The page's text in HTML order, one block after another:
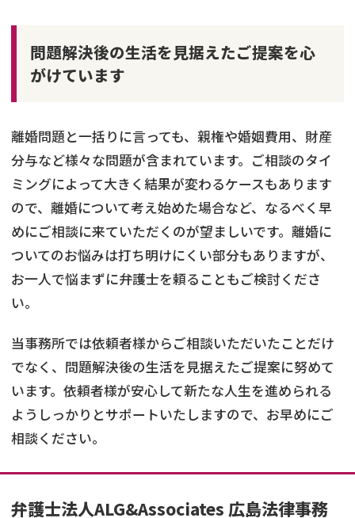
問題解決後の生活を見据えたご提案を心
がけています
離婚問題と一括りに言っても、親権や婚姻費用、財産
分与など様々な問題が含まれています。ご相談のタイ
ミングによって大きく結果が変わるケースもあります
ので、離婚について考え始めた場合など、なるべく早
めにご相談に来ていただくのが望ましいです。離婚に
ついてのお悩みは打ち明けにくい部分もありますが、
お一人で悩まずに弁護士を頼ることもご検討くださ
い。
当事務所では依頼者様からご相談いただいたことだけ
でなく、問題解決後の生活を見据えたご提案に努めて
います。依頼者様が安心して新たな人生を進められる
ようしっかりとサポートいたしますので、お早めにご
相談ください。
弁護士法人ALG&Associates 広島法律事務